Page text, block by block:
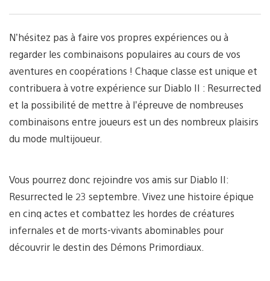
N’hésitez pas à faire vos propres expériences ou à
regarder les combinaisons populaires au cours de vos
aventures en coopérations ! Chaque classe est unique et
contribuera à votre expérience sur Diablo II : Resurrected
et la possibilité de mettre à l’épreuve de nombreuses
combinaisons entre joueurs est un des nombreux plaisirs
du mode multijoueur.
Vous pourrez donc rejoindre vos amis sur Diablo II:
Resurrected le 23 septembre. Vivez une histoire épique
en cinq actes et combattez les hordes de créatures
infernales et de morts-vivants abominables pour
découvrir le destin des Démons Primordiaux.